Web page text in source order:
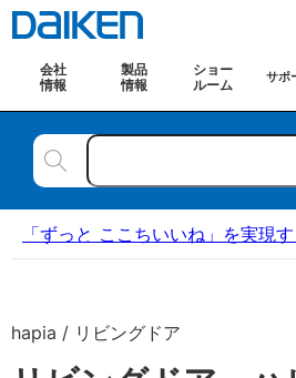
会社
情報
製品
情報
ショー
ルーム
サポ
「ずっと ここちいいね」を実現
hapia / リビングドア